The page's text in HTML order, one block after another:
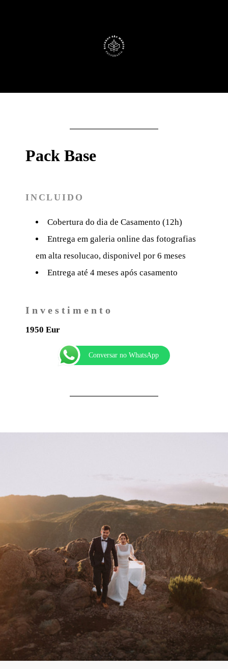
Pack Base
INCLUIDO
Cobertura do dia de Casamento (12h)
Entrega em galeria online das fotografias
em alta resolucao, disponivel por 6 meses
Entrega até 4 meses após casamento
Investimento
1950 Eur
Conversar no WhatsApp